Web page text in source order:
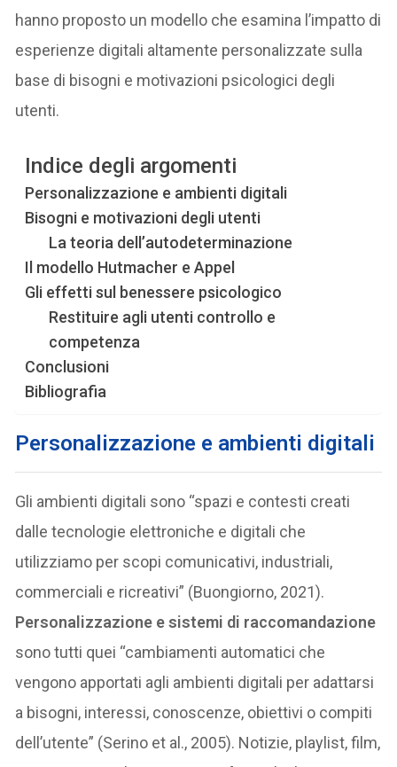
hanno proposto un modello che esamina l’impatto di
esperienze digitali altamente personalizzate sulla
base di bisogni e motivazioni psicologici degli
utenti.
Indice degli argomenti
Personalizzazione e ambienti digitali
Bisogni e motivazioni degli utenti
La teoria dell’autodeterminazione
Il modello Hutmacher e Appel
Gli effetti sul benessere psicologico
Restituire agli utenti controllo e
competenza
Conclusioni
Bibliografia
Personalizzazione e ambienti digitali
Gli ambienti digitali sono “spazi e contesti creati
dalle tecnologie elettroniche e digitali che
utilizziamo per scopi comunicativi, industriali,
commerciali e ricreativi” (Buongiorno, 2021).
Personalizzazione e sistemi di raccomandazione
sono tutti quei “cambiamenti automatici che
vengono apportati agli ambienti digitali per adattarsi
a bisogni, interessi, conoscenze, obiettivi o compiti
dell’utente” (Serino et al., 2005). Notizie, playlist, film,